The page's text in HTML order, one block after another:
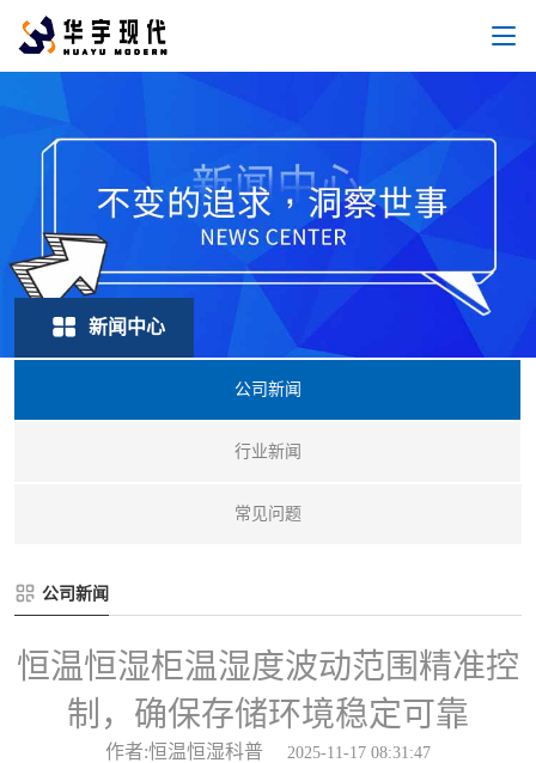
新闻中心
公司新闻
行业新闻
常见问题
公司新闻
恒温恒湿柜温湿度波动范围精准控
制，确保存储环境稳定可靠
作者:恒温恒湿科普 2025-11-17 08:31:47